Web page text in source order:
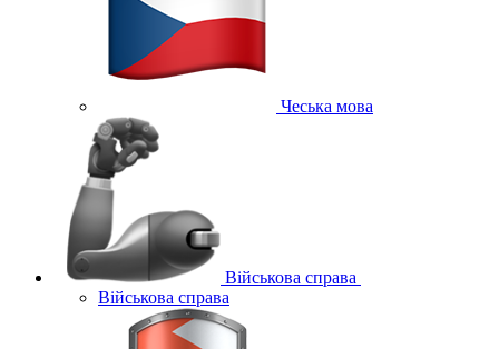
Чеська мова
Військова справа
Військова справа